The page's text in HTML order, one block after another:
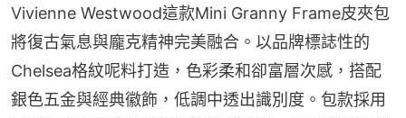
Vivienne Westwood這款Mini Granny Frame皮夾包
將復古氣息與龐克精神完美融合。以品牌標誌性的
Chelsea格紋呢料打造，色彩柔和卻富層次感，搭配
銀色五金與經典徽飾，低調中透出識別度。包款採用